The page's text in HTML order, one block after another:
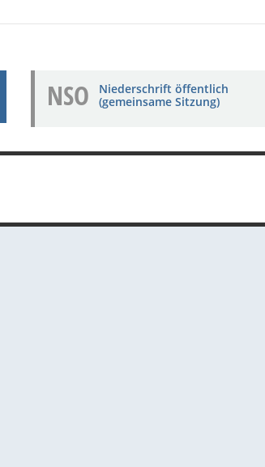
NSO
Niederschrift öffentlich
(gemeinsame Sitzung)